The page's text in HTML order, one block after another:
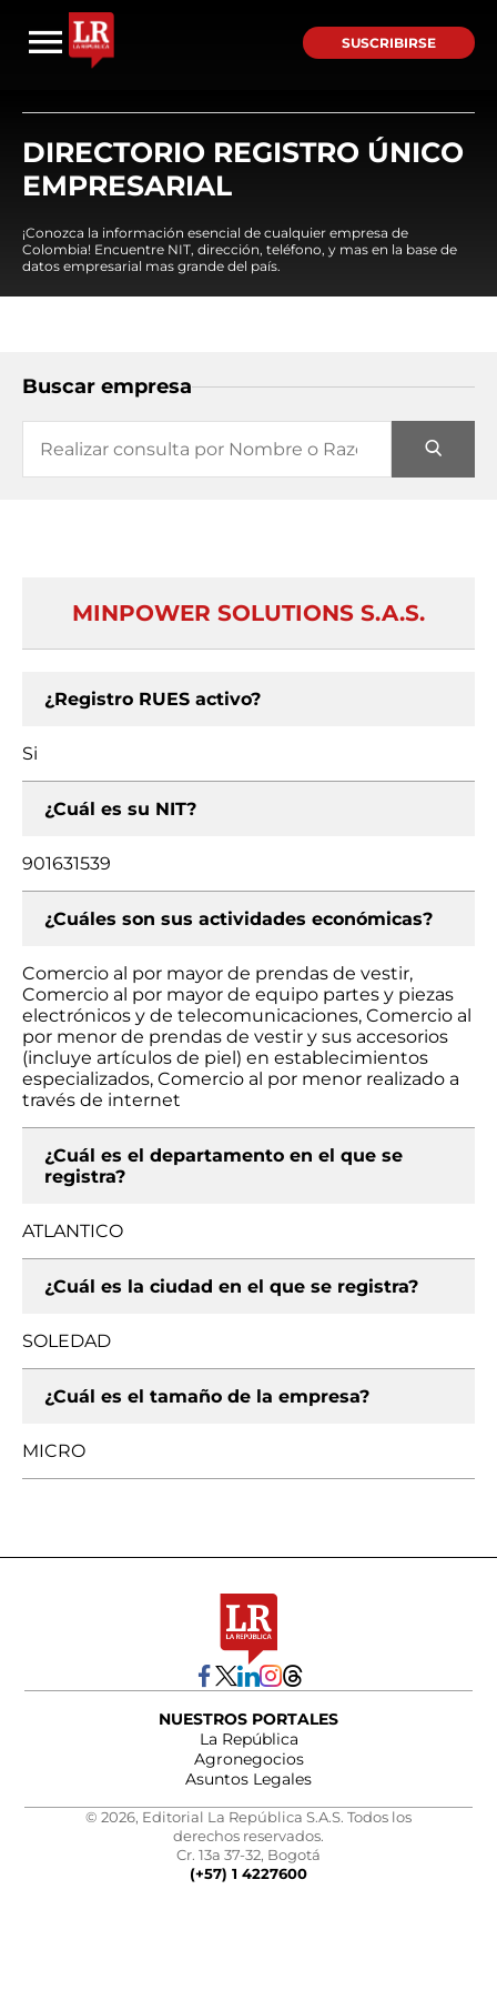
SUSCRIBIRSE
DIRECTORIO REGISTRO ÚNICO
EMPRESARIAL
¡Conozca la información esencial de cualquier empresa de
Colombia! Encuentre NIT, dirección, teléfono, y mas en la base de
datos empresarial mas grande del país.
Buscar empresa
MINPOWER SOLUTIONS S.A.S.
¿Registro RUES activo?
Si
¿Cuál es su NIT?
901631539
¿Cuáles son sus actividades económicas?
Comercio al por mayor de prendas de vestir,
Comercio al por mayor de equipo partes y piezas
electrónicos y de telecomunicaciones, Comercio al
por menor de prendas de vestir y sus accesorios
(incluye artículos de piel) en establecimientos
especializados, Comercio al por menor realizado a
través de internet
¿Cuál es el departamento en el que se
registra?
ATLANTICO
¿Cuál es la ciudad en el que se registra?
SOLEDAD
¿Cuál es el tamaño de la empresa?
MICRO
NUESTROS PORTALES
La República
Agronegocios
Asuntos Legales
© 2026, Editorial La República S.A.S. Todos los
derechos reservados.
Cr. 13a 37-32, Bogotá
(+57) 1 4227600